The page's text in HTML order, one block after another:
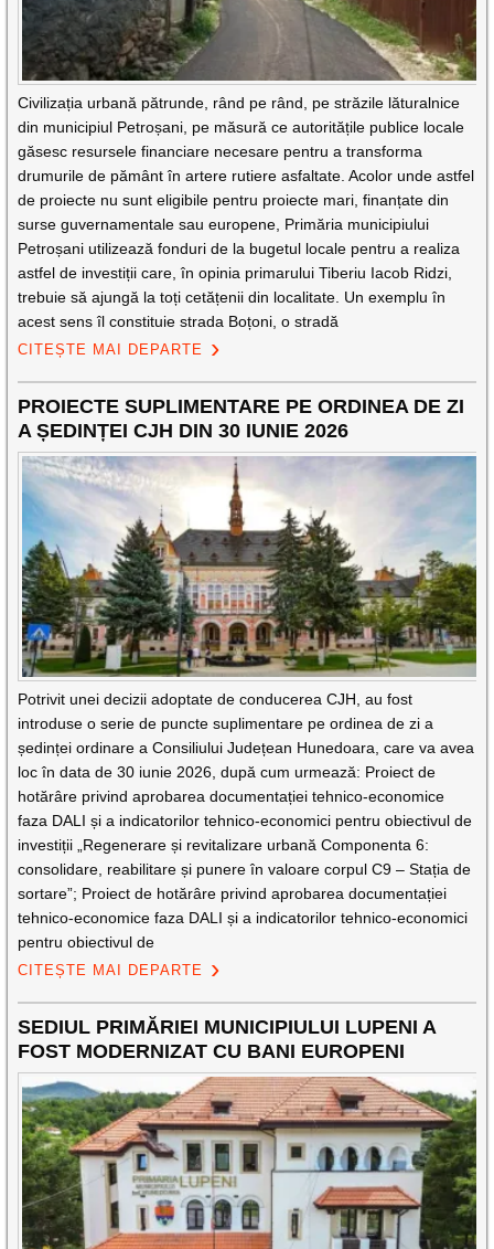
Civilizația urbană pătrunde, rând pe rând, pe străzile lăturalnice
din municipiul Petroșani, pe măsură ce autoritățile publice locale
găsesc resursele financiare necesare pentru a transforma
drumurile de pământ în artere rutiere asfaltate. Acolor unde astfel
de proiecte nu sunt eligibile pentru proiecte mari, finanțate din
surse guvernamentale sau europene, Primăria municipiului
Petroșani utilizează fonduri de la bugetul locale pentru a realiza
astfel de investiții care, în opinia primarului Tiberiu Iacob Ridzi,
trebuie să ajungă la toți cetățenii din localitate. Un exemplu în
acest sens îl constituie strada Boțoni, o stradă
CITEȘTE MAI DEPARTE
PROIECTE SUPLIMENTARE PE ORDINEA DE ZI
A ȘEDINȚEI CJH DIN 30 IUNIE 2026
Potrivit unei decizii adoptate de conducerea CJH, au fost
introduse o serie de puncte suplimentare pe ordinea de zi a
ședinței ordinare a Consiliului Județean Hunedoara, care va avea
loc în data de 30 iunie 2026, după cum urmează: Proiect de
hotărâre privind aprobarea documentației tehnico-economice
faza DALI și a indicatorilor tehnico-economici pentru obiectivul de
investiții „Regenerare și revitalizare urbană Componenta 6:
consolidare, reabilitare și punere în valoare corpul C9 – Stația de
sortare”; Proiect de hotărâre privind aprobarea documentației
tehnico-economice faza DALI și a indicatorilor tehnico-economici
pentru obiectivul de
CITEȘTE MAI DEPARTE
SEDIUL PRIMĂRIEI MUNICIPIULUI LUPENI A
FOST MODERNIZAT CU BANI EUROPENI